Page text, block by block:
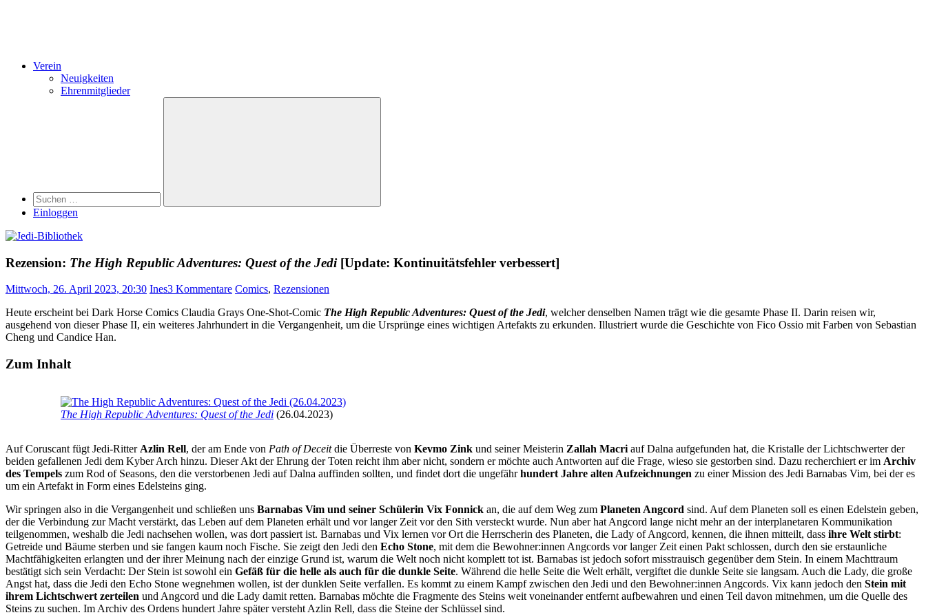
Verein
Neuigkeiten
Ehrenmitglieder
Suchen
Einloggen
Rezension: The High Republic Adventures: Quest of the Jedi[Update: Kontinuitätsfehler verbessert]
Mittwoch, 26. April 2023, 20:30 Ines3 Kommentare Comics, Rezensionen
Heute erscheint bei Dark Horse Comics Claudia Grays One-Shot-Comic The High Republic Adventures: Quest of the Jedi, welcher denselben Namen trägt wie die gesamte Phase II. Darin reisen wir,
ausgehend von dieser Phase II, ein weiteres Jahrhundert in die Vergangenheit, um die Ursprünge eines wichtigen Artefakts zu erkunden. Illustriert wurde die Geschichte von Fico Ossio mit Farben von Sebastian
Cheng und Candice Han.
Zum Inhalt
The High Republic Adventures: Quest of the Jedi (26.04.2023)
Auf Coruscant fügt Jedi-Ritter Azlin Rell, der am Ende von Path of Deceitdie Überreste von Kevmo Zink und seiner Meisterin Zallah Macri auf Dalna aufgefunden hat, die Kristalle der Lichtschwerter der
beiden gefallenen Jedi dem Kyber Arch hinzu. Dieser Akt der Ehrung der Toten reicht ihm aber nicht, sondern er möchte auch Antworten auf die Frage, wieso sie gestorben sind. Dazu recherchiert er im Archiv
des Tempels zum Rod of Seasons, den die verstorbenen Jedi auf Dalna auffinden sollten, und findet dort die ungefährhundert Jahre alten Aufzeichnungen zu einer Mission des Jedi Barnabas Vim, bei der es
um ein Artefakt in Form eines Edelsteins ging.
Wir springen also in die Vergangenheit und schließen uns Barnabas Vim und seiner Schülerin Vix Fonnick an, die auf dem Weg zum Planeten Angcord sind. Auf dem Planeten soll es einen Edelstein geben,
der die Verbindung zur Macht verstärkt, das Leben auf dem Planeten erhält und vor langer Zeit vor den Sith versteckt wurde. Nun aber hat Angcord lange nicht mehr an der interplanetaren Kommunikation
teilgenommen, weshalb die Jedi nachsehen wollen, was dort passiert ist. Barnabas und Vix lernen vor Ort die Herrscherin des Planeten, die Lady of Angcord, kennen, die ihnen mitteilt, dass ihre Welt stirbt:
Getreide und Bäume sterben und sie fangen kaum noch Fische. Sie zeigt den Jedi den Echo Stone, mit dem die Bewohner:innen Angcords vor langer Zeit einen Pakt schlossen, durch den sie erstaunliche
Machtfähigkeiten erlangten und der ihrer Meinung nach der einzige Grund ist, warum die Welt noch nicht komplett tot ist. Barnabas ist jedoch sofort misstrauisch gegenüber dem Stein. In einem Machttraum
bestätigt sich sein Verdacht: Der Stein ist sowohl ein Gefäß für die helle als auch für die dunkle Seite. Während die helle Seite die Welt erhält, vergiftet die dunkle Seite sie langsam. Auch die Lady, die große
Angst hat, dass die Jedi den Echo Stone wegnehmen wollen, ist der dunklen Seite verfallen. Es kommt zu einem Kampf zwischen den Jedi und den Bewohner:innen Angcords. Vix kann jedoch den Stein mit
ihrem Lichtschwert zerteilen und Angcord und die Lady damit retten. Barnabas möchte die Fragmente des Steins weit voneinander entfernt aufbewahren und einen Teil davon mitnehmen, um die Quelle des
Steins zu suchen. Im Archiv des Ordens hundert Jahre später versteht Azlin Rell, dass die Steine der Schlüssel sind.